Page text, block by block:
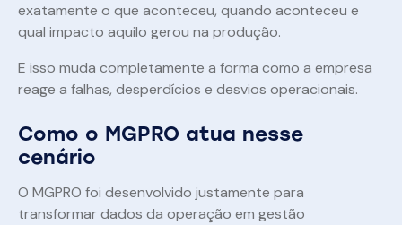
exatamente o que aconteceu, quando aconteceu e
qual impacto aquilo gerou na produção.
E isso muda completamente a forma como a empresa
reage a falhas, desperdícios e desvios operacionais.
Como o MGPRO atua nesse
cenário
O MGPRO foi desenvolvido justamente para
transformar dados da operação em gestão